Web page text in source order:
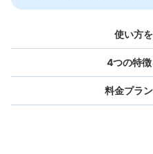
使い方
4つの特
料金プラ